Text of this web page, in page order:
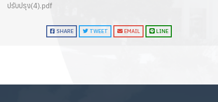
ปรับปรุง(4).pdf
SHARE TWEET EMAIL LINE